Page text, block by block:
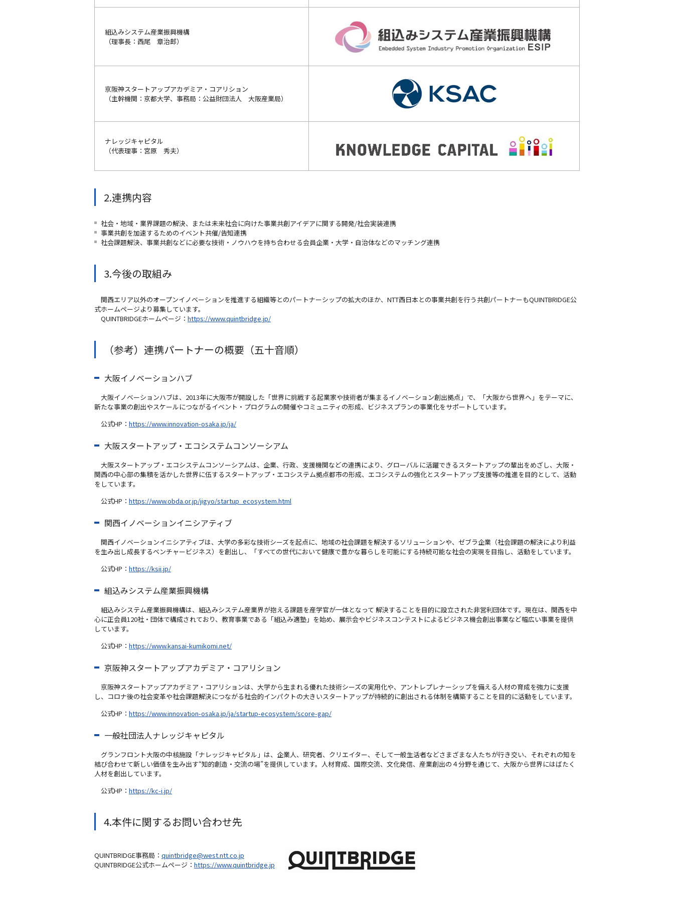
組込みシステム産業振興機構
（理事長：西尾 章治郎）
京阪神スタートアップアカデミア・コアリション
（主幹機関：京都大学、事務局：公益財団法人 大阪産業局）
ナレッジキャピタル
（代表理事：宮原 秀夫）
2.連携内容
社会・地域・業界課題の解決、または未来社会に向けた事業共創アイデアに関する開発/社会実装連携
事業共創を加速するためのイベント共催/告知連携
社会課題解決、事業共創などに必要な技術・ノウハウを持ち合わせる会員企業・大学・自治体などのマッチング連携
3.今後の取組み
関西エリア以外のオープンイノベーションを推進する組織等とのパートナーシップの拡大のほか、NTT西日本との事業共創を行う共創パートナーもQUINTBRIDGE公
式ホームページより募集しています。
QUINTBRIDGEホームページ： https://www.quintbridge.jp/
（参考）連携パートナーの概要（五十音順）
大阪イノベーションハブ
大阪イノベーションハブは、2013年に大阪市が開設した「世界に挑戦する起業家や技術者が集まるイノベーション創出拠点」で、「大阪から世界へ」をテーマに、
新たな事業の創出やスケールにつながるイベント・プログラムの開催やコミュニティの形成、ビジネスプランの事業化をサポートしています。
公式HP： https://www.innovation-osaka.jp/ja/
大阪スタートアップ・エコシステムコンソーシアム
大阪スタートアップ・エコシステムコンソーシアムは、企業、行政、支援機関などの連携により、グローバルに活躍できるスタートアップの輩出をめざし、大阪・
関西の中心部の集積を活かした世界に伍するスタートアップ・エコシステム拠点都市の形成、エコシステムの強化とスタートアップ支援等の推進を目的として、活動
をしています。
公式HP： https://www.obda.or.jp/jigyo/startup_ecosystem.html
関西イノベーションイニシアティブ
関西イノベーションイニシアティブは、大学の多彩な技術シーズを起点に、地域の社会課題を解決するソリューションや、ゼブラ企業（社会課題の解決により利益
を生み出し成長するベンチャービジネス）を創出し、「すべての世代において健康で豊かな暮らしを可能にする持続可能な社会の実現を目指し、活動をしています。
公式HP： https://ksii.jp/
組込みシステム産業振興機構
組込みシステム産業振興機構は、組込みシステム産業界が抱える課題を産学官が一体となって 解決することを目的に設立された非営利団体です。現在は、関西を中
心に正会員120社・団体で構成されており、教育事業である「組込み適塾」を始め、展示会やビジネスコンテストによるビジネス機会創出事業など幅広い事業を提供
しています。
公式HP： https://www.kansai-kumikomi.net/
京阪神スタートアップアカデミア・コアリション
京阪神スタートアップアカデミア・コアリションは、大学から生まれる優れた技術シーズの実用化や、アントレプレナーシップを備える人材の育成を強力に支援
し、コロナ後の社会変革や社会課題解決につながる社会的インパクトの大きいスタートアップが持続的に創出される体制を構築することを目的に活動をしています。
公式HP： https://www.innovation-osaka.jp/ja/startup-ecosystem/score-gap/
一般社団法人ナレッジキャピタル
グランフロント大阪の中核施設「ナレッジキャピタル」は、企業人、研究者、クリエイター、そして一般生活者などさまざまな人たちが行き交い、それぞれの知を
結び合わせて新しい価値を生み出す“知的創造・交流の場”を提供しています。人材育成、国際交流、文化発信、産業創出の４分野を通じて、大阪から世界にはばたく
人材を創出しています。
公式HP： https://kc-i.jp/
4.本件に関するお問い合わせ先
QUINTBRIDGE事務局： quintbridge@west.ntt.co.jp
QUINTBRIDGE公式ホームページ： https://www.quintbridge.jp